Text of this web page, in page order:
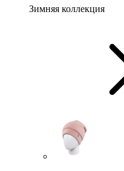
Зимняя коллекция